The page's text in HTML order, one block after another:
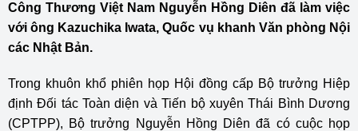
Công Thương Việt Nam Nguyễn Hồng Diên đã làm việc
với ông Kazuchika Iwata, Quốc vụ khanh Văn phòng Nội
các Nhật Bản.
Trong khuôn khổ phiên họp Hội đồng cấp Bộ trưởng Hiệp
định Đối tác Toàn diện và Tiến bộ xuyên Thái Bình Dương
(CPTPP), Bộ trưởng Nguyễn Hồng Diên đã có cuộc họp